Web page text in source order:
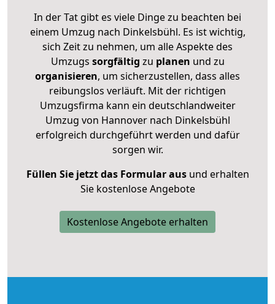
In der Tat gibt es viele Dinge zu beachten bei
einem Umzug nach Dinkelsbühl. Es ist wichtig,
sich Zeit zu nehmen, um alle Aspekte des
Umzugs sorgfältig zu planen und zu
organisieren, um sicherzustellen, dass alles
reibungslos verläuft. Mit der richtigen
Umzugsfirma kann ein deutschlandweiter
Umzug von Hannover nach Dinkelsbühl
erfolgreich durchgeführt werden und dafür
sorgen wir.
Füllen Sie jetzt das Formular ausund erhalten
Sie kostenlose Angebote
Kostenlose Angebote erhalten